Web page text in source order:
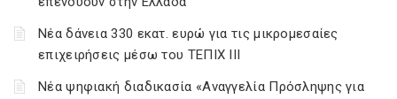
Νέα δάνεια 330 εκατ. ευρώ για τις μικρομεσαίες
επιχειρήσεις μέσω του ΤΕΠΙΧ ΙΙΙ
Νέα ψηφιακή διαδικασία «Αναγγελία Πρόσληψης για